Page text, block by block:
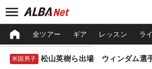
全ツアー ギア レッスン ラ
米国男子